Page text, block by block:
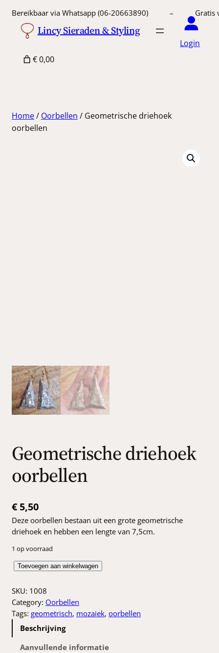
GaBereikbaar via Whatsapp (06-20663890) –
Lincy Sieraden & Styling
Login
€ 0,00
Home/ Oorbellen / Geometrische driehoek
oorbellen
Geometrische driehoek
oorbellen
€ 5,50
Deze oorbellen bestaan uit een grote geometrische
driehoek en hebben een lengte van 7,5cm.
1 op voorraad
G
o
m
e
t
Toevoegen aan winkelwagen
SKU: 1008
Category: Oorbellen
Tags: geometrisch, mozaiek, oorbellen
Beschrijving
Aanvullende informatie